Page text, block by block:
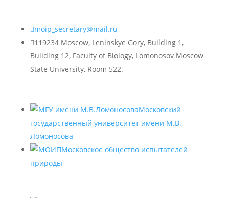
moip_secretary@mail.ru
119234 Moscow, Leninskye Gory, Building 1,
Building 12, Faculty of Biology, Lomonosov Moscow
State University, Room 522.
Московский
государственный университет имени М.В.
Ломоносова
Московское общество испытателей
природы